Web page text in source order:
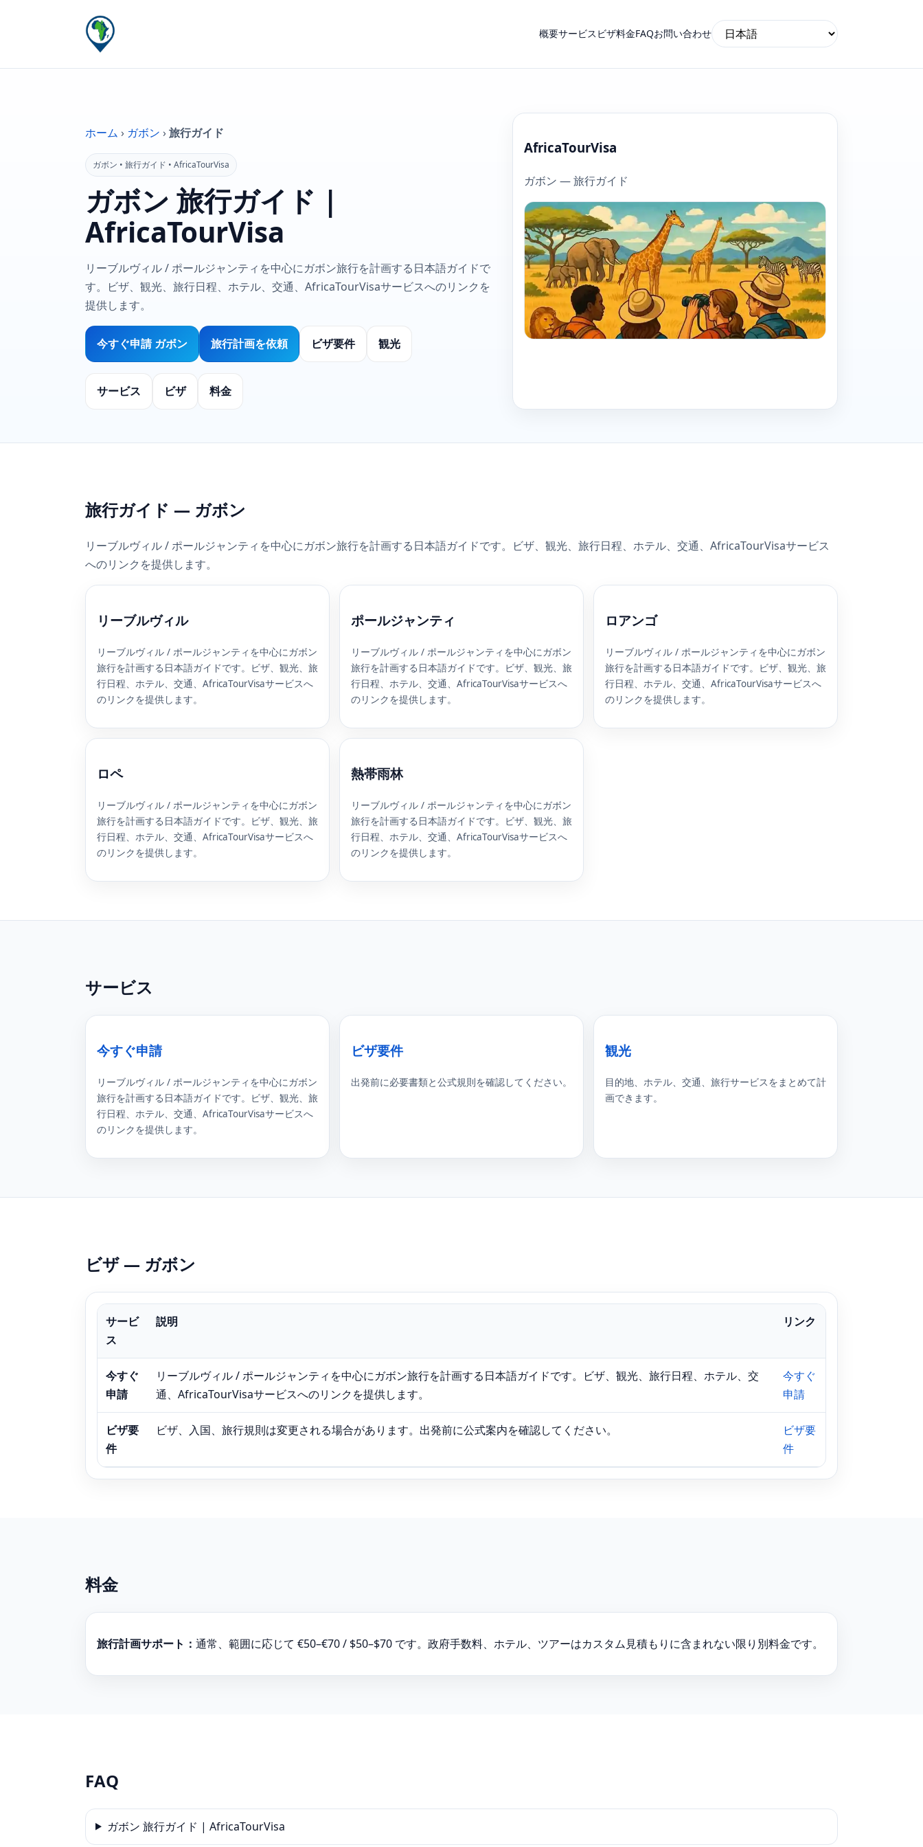
概要サービス ビザ料金FAQお問い合わせ
ホーム › ガボン ›旅行ガイド
ガボン • 旅行ガイド • AfricaTourVisa
ガボン 旅行ガイド |
AfricaTourVisa
リーブルヴィル / ポールジャンティを中心にガボン旅行を計画する日本語ガイドで
す。ビザ、観光、旅行日程、ホテル、交通、AfricaTourVisaサービスへのリンクを
提供します。
今すぐ申請 ガボン 旅行計画を依頼 ビザ要件 観光
サービス ビザ 料金
AfricaTourVisa
ガボン — 旅行ガイド
旅行ガイド — ガボン
リーブルヴィル / ポールジャンティを中心にガボン旅行を計画する日本語ガイドです。ビザ、観光、旅行日程、ホテル、交通、AfricaTourVisaサービス
へのリンクを提供します。
リーブルヴィル
リーブルヴィル / ポールジャンティを中心にガボン
旅行を計画する日本語ガイドです。ビザ、観光、旅
行日程、ホテル、交通、AfricaTourVisaサービスへ
のリンクを提供します。
ポールジャンティ
リーブルヴィル / ポールジャンティを中心にガボン
旅行を計画する日本語ガイドです。ビザ、観光、旅
行日程、ホテル、交通、AfricaTourVisaサービスへ
のリンクを提供します。
ロアンゴ
リーブルヴィル / ポールジャンティを中心にガボン
旅行を計画する日本語ガイドです。ビザ、観光、旅
行日程、ホテル、交通、AfricaTourVisaサービスへ
のリンクを提供します。
ロペ
リーブルヴィル / ポールジャンティを中心にガボン
旅行を計画する日本語ガイドです。ビザ、観光、旅
行日程、ホテル、交通、AfricaTourVisaサービスへ
のリンクを提供します。
熱帯雨林
リーブルヴィル / ポールジャンティを中心にガボン
旅行を計画する日本語ガイドです。ビザ、観光、旅
行日程、ホテル、交通、AfricaTourVisaサービスへ
のリンクを提供します。
サービス
今すぐ申請
リーブルヴィル / ポールジャンティを中心にガボン
旅行を計画する日本語ガイドです。ビザ、観光、旅
行日程、ホテル、交通、AfricaTourVisaサービスへ
のリンクを提供します。
ビザ要件
出発前に必要書類と公式規則を確認してください。
観光
目的地、ホテル、交通、旅行サービスをまとめて計
画できます。
ビザ — ガボン
サービ
ス
説明 リンク
今すぐ
申請
リーブルヴィル / ポールジャンティを中心にガボン旅行を計画する日本語ガイドです。ビザ、観光、旅行日程、ホテル、交
通、AfricaTourVisaサービスへのリンクを提供します。
今すぐ
申請
ビザ要
件
ビザ、入国、旅行規則は変更される場合があります。出発前に公式案内を確認してください。
ビザ要
件
料金
旅行計画サポート： 通常、範囲に応じて €50–€70 / $50–$70 です。政府手数料、ホテル、ツアーはカスタム見積もりに含まれない限り別料金です。
FAQ
ガボン 旅行ガイド | AfricaTourVisa